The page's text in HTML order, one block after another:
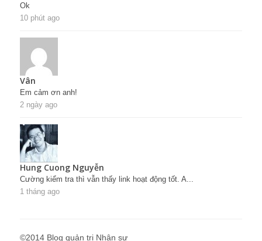
Ok
10 phút ago
Vân
Em cảm ơn anh!
2 ngày ago
Hung Cuong Nguyễn
Cường kiểm tra thì vẫn thấy link hoạt động tốt. A...
1 tháng ago
©2014 Blog quản trị Nhân sự